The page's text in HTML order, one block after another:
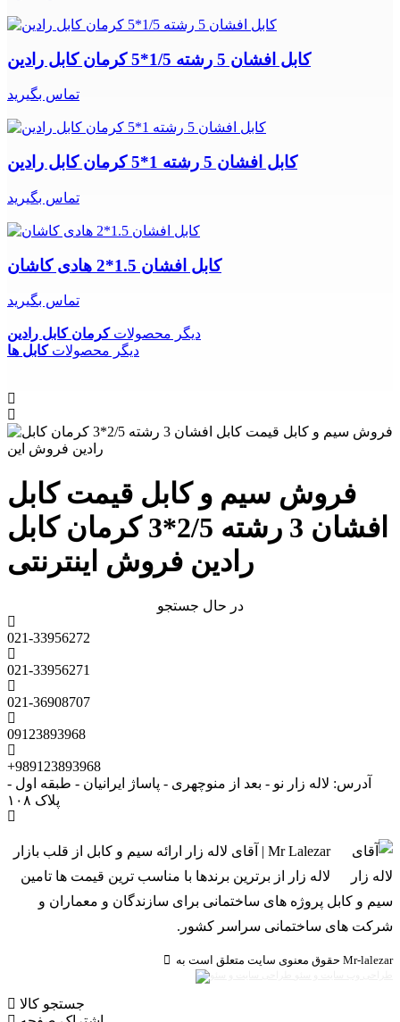
کابل افشان 5 رشته 1/5*5 کرمان کابل رادین
تماس بگیرید
کابل افشان 5 رشته 1*5 کرمان کابل رادین
تماس بگیرید
کابل افشان 1.5*2 هادی کاشان
تماس بگیرید
دیگر محصولاتکرمان کابل رادین
دیگر محصولاتکابل ها
فروش سیم و کابل قیمت کابل
افشان 3 رشته 2/5*3 کرمان کابل
رادین فروش اینترنتی
در حال جستجو
021-33956272
021-33956271
021-36908707
09123893968
+989123893968
آدرس: لاله زار نو - بعد از منوچهری - پاساژ ایرانیان - طبقه اول -
پلاک ۱۰۸
Mr Lalezar | آقای لاله زار ارائه سیم و کابل از قلب بازار
لاله زار از برترین برندها با مناسب ترین قیمت ها تامین
سیم و کابل پروژه های ساختمانی برای سازندگان و معماران و
شرکت های ساختمانی سراسر کشور.
حقوق معنوی سایت متعلق است به Mr-lalezar
جستجو کالا